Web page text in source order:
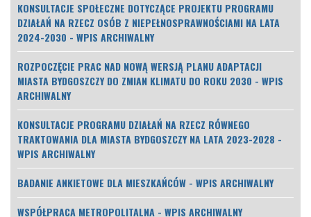
KONSULTACJE SPOŁECZNE DOTYCZĄCE PROJEKTU PROGRAMU
DZIAŁAŃ NA RZECZ OSÓB Z NIEPEŁNOSPRAWNOŚCIAMI NA LATA
2024-2030 - WPIS ARCHIWALNY
ROZPOCZĘCIE PRAC NAD NOWĄ WERSJĄ PLANU ADAPTACJI
MIASTA BYDGOSZCZY DO ZMIAN KLIMATU DO ROKU 2030 - WPIS
ARCHIWALNY
KONSULTACJE PROGRAMU DZIAŁAŃ NA RZECZ RÓWNEGO
TRAKTOWANIA DLA MIASTA BYDGOSZCZY NA LATA 2023-2028 -
WPIS ARCHIWALNY
BADANIE ANKIETOWE DLA MIESZKAŃCÓW - WPIS ARCHIWALNY
WSPÓŁPRACA METROPOLITALNA - WPIS ARCHIWALNY